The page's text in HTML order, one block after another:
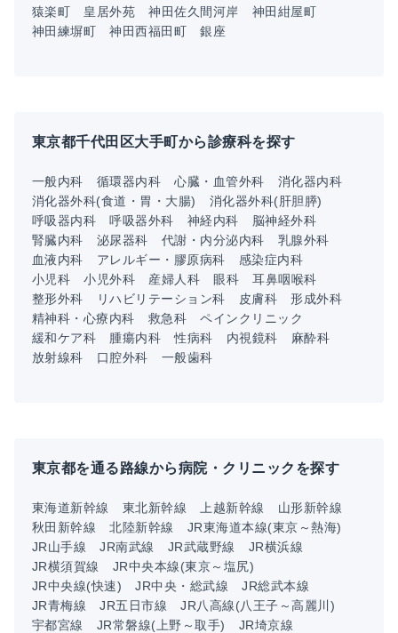
猿楽町 皇居外苑 神田佐久間河岸
神田紺屋町
神田練塀町
神田西福田町 銀座
東京都千代田区大手町から診療科を探す
一般内科 循環器内科 心臓・血管外科
消化器内科
消化器外科(食道・胃・大腸)
消化器外科(肝胆膵)
呼吸器内科
呼吸器外科 神経内科
脳神経外科
腎臓内科
泌尿器科 代謝・内分泌内科
乳腺外科
血液内科
アレルギー・膠原病科
感染症内科
小児科
小児外科 産婦人科 眼科
耳鼻咽喉科
整形外科
リハビリテーション科 皮膚科
形成外科
精神科・心療内科
救急科
ペインクリニック
緩和ケア科
腫瘍内科 性病科 内視鏡科
麻酔科
放射線科
口腔外科 一般歯科
東京都を通る路線から病院・クリニックを探す
東海道新幹線 東北新幹線 上越新幹線
山形新幹線
秋田新幹線
北陸新幹線
JR東海道本線(東京～熱海)
JR山手線
JR南武線 JR武蔵野線
JR横浜線
JR横須賀線
JR中央本線(東京～塩尻)
JR中央線(快速)
JR中央・総武線
JR総武本線
JR青梅線
JR五日市線
JR八高線(八王子～高麗川)
宇都宮線
JR常磐線(上野～取手)
JR埼京線